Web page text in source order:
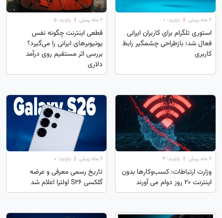
۶ ماه پیش | بازدید: 0
استوری تلگرام برای کاربران ایرانی
فعال شد؛ بازطراحی چشمگیر رابط
کاربری
۶ ماه پیش | بازدید: 5
قطعی اینترنت چگونه نفس
یوتیوبرهای ایرانی را می‌گیرد؟
بررسی اثر مستقیم روی درآمد
دلاری
۶ ماه پیش | بازدید: 4
وزارت ارتباطات: کسب‌و‌کار‌ها بدون
اینترنت ۲۰ روز دوام می آورند
۶ ماه پیش | بازدید: 0
تاریخ رسمی معرفی و عرضه
گلکسی S26 اولترا اعلام شد